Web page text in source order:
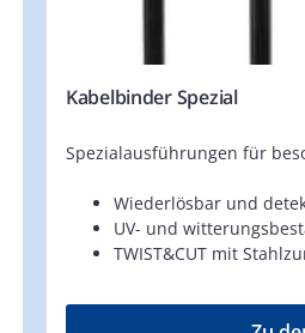
Kabelbinder Spezial
Spezialausführungen für
Wiederlösbar und
UV- und
TWIST&CUT mit